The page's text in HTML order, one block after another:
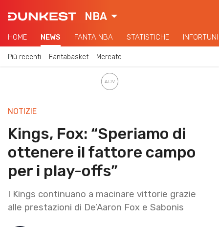
NBA
HOME NEWS FANTA NBA STATISTICHE INFORTUNI
Più recenti Fantabasket Mercato
NOTIZIE
Kings, Fox: “Speriamo di
ottenere il fattore campo
per i play-offs”
I Kings continuano a macinare vittorie grazie
alle prestazioni di De’Aaron Fox e Sabonis